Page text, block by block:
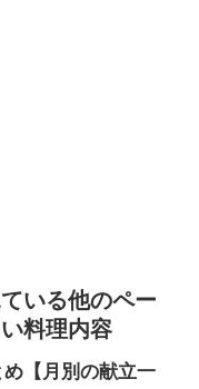
いる他のペー
料理内容
【月別の献立一